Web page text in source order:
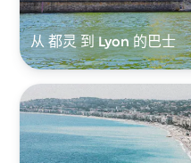
从 都灵 到 Lyon 的巴士